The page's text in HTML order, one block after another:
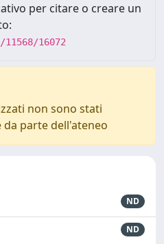
per citare o creare un
16072
non sono stati
parte dell'ateneo
ND
ND